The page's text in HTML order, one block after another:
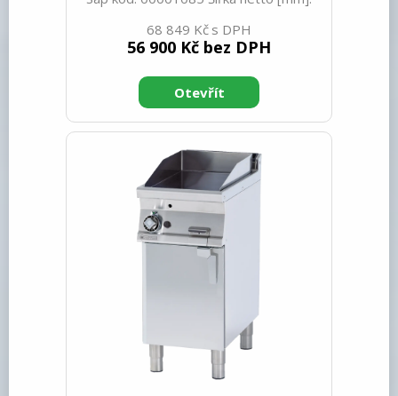
netto [mm]: 280 Hmotnost netto [kg]:
57.00 Šířka brutto [mm]: 430 Hloubka
540 Hmotnost brutto [kg]: 63.00 Typ
spotřebiče: Plynové zařízení Konstruční
typ zařízení: Stolní Výkon plynový [kW]:
Druh připojení plynu: Zemní plyn, propan
butan Stupeň krytí ovládacích prvků:
IPX5 Vnější barva zařízení: Nerezové
Materiál: Nerez Ko
68 849 Kč
56 900 Kč bez DPH